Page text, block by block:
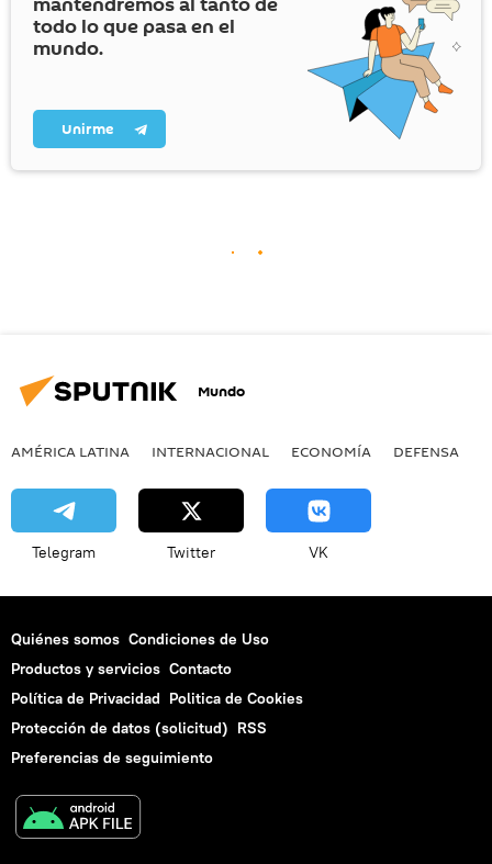
todo lo que pasa en el
mundo.
Unirme
Mundo
AMÉRICA LATINA INTERNACIONAL ECONOMÍA DEFENSA
Telegram Twitter VK
Quiénes somos Condiciones de Uso
Productos y servicios Contacto
Política de Privacidad Politica de Cookies
Protección de datos (solicitud) RSS
Preferencias de seguimiento